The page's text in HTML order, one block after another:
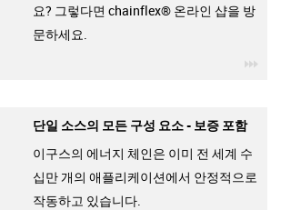
요? 그렇다면 chainflex® 온라인 샵을 방
문하세요.
단일 소스의 모든 구성 요소 - 보증 포함
이구스의 에너지 체인은 이미 전 세계 수
십만 개의 애플리케이션에서 안정적으로
작동하고 있습니다.